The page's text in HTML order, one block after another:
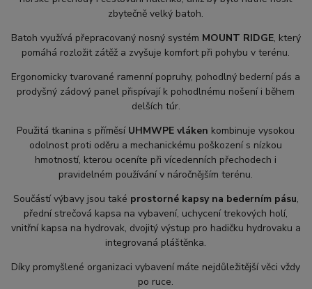
zbytečně velký batoh.
Batoh využívá přepracovaný nosný systém MOUNT RIDGE, který
pomáhá rozložit zátěž a zvyšuje komfort při pohybu v terénu.
Ergonomicky tvarované ramenní popruhy, pohodlný bederní pás a
prodyšný zádový panel přispívají k pohodlnému nošení i během
delších túr.
Použitá tkanina s příměsí UHMWPE vláken kombinuje vysokou
odolnost proti oděru a mechanickému poškození s nízkou
hmotností, kterou oceníte při vícedenních přechodech i
pravidelném používání v náročnějším terénu.
Součástí výbavy jsou také prostorné kapsy na bederním pásu,
přední strečová kapsa na vybavení, uchycení trekových holí,
vnitřní kapsa na hydrovak, dvojitý výstup pro hadičku hydrovaku a
integrovaná pláštěnka.
Díky promyšlené organizaci vybavení máte nejdůležitější věci vždy
po ruce.